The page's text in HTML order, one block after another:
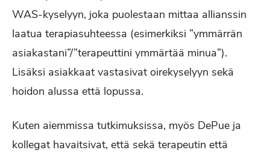
WAS-kyselyyn, joka puolestaan mittaa allianssin
laatua terapiasuhteessa (esimerkiksi ”ymmärrän
asiakastani”/”terapeuttini ymmärtää minua”).
Lisäksi asiakkaat vastasivat oirekyselyyn sekä
hoidon alussa että lopussa.
Kuten aiemmissa tutkimuksissa, myös DePue ja
kollegat havaitsivat, että sekä terapeutin että